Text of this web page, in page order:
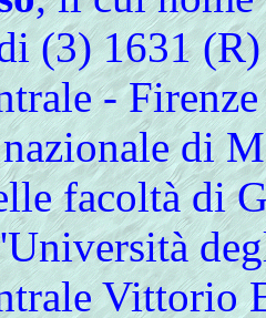
(3) 1631
-
di
facoltà di
Vittorio